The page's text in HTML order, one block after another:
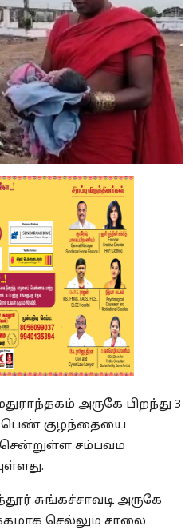
அருகே பிறந்து 3
பெண் குழந்தையை
சென்றுள்ள சம்பவம்
சுங்கச்சாவடி அருகே
செல்லும் சாலை